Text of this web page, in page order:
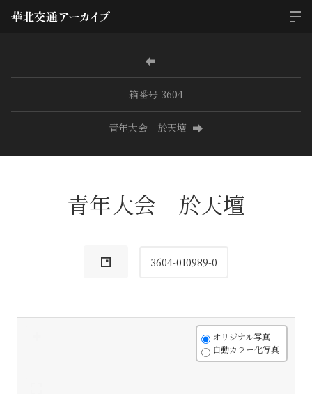
−
箱番号 3604
青年大会 於天壇
青年大会 於天壇
3604-010989-0
オリジナル写真
自動カラー化写真